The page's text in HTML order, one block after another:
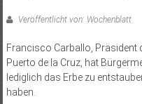
Veröffentlicht von: Wochenblatt
Francisco Carballo, Präsident
Puerto de la Cruz, hat
lediglich das Erbe zu
haben.